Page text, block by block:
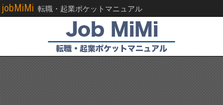
jobMiMi 転職・起業ポケットマニュアル